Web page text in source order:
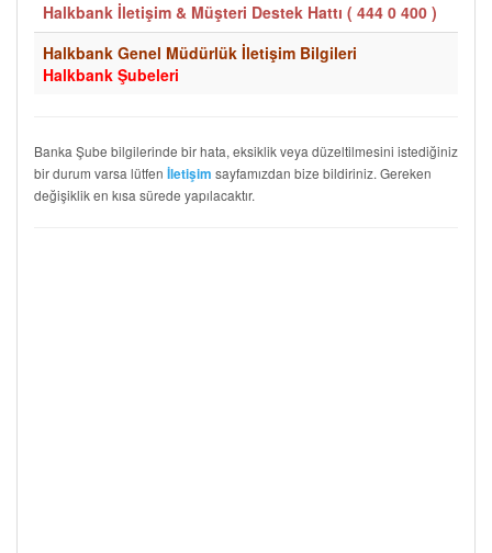
Halkbank İletişim & Müşteri Destek Hattı ( 444 0 400 )
Halkbank Genel Müdürlük İletişim Bilgileri
Halkbank Şubeleri
Banka Şube bilgilerinde bir hata, eksiklik veya düzeltilmesini istediğiniz
bir durum varsa lütfen İletişim sayfamızdan bize bildiriniz. Gereken
değişiklik en kısa sürede yapılacaktır.